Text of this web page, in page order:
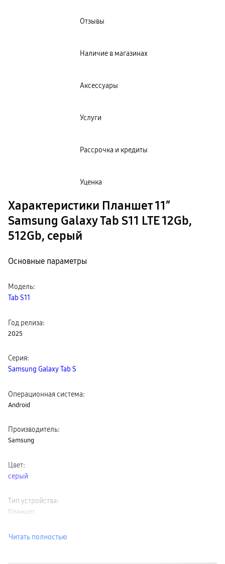
Отзывы
Наличие в магазинах
Аксессуары
Услуги
Рассрочка и кредиты
Уценка
Характеристики Планшет 11″
Samsung Galaxy Tab S11 LTE 12Gb,
512Gb, серый
Основные параметры
Модель:
Tab S11
Год релиза:
2025
Серия:
Samsung Galaxy Tab S
Операционная система:
Android
Производитель:
Samsung
Цвет:
серый
Тип устройства:
Планшет
Читать полностью